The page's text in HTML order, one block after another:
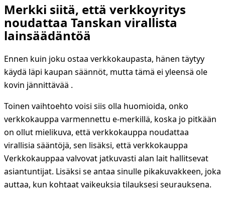
Merkki siitä, että verkkoyritys
noudattaa Tanskan virallista
lainsäädäntöä
Ennen kuin joku ostaa verkkokaupasta, hänen täytyy
käydä läpi kaupan säännöt, mutta tämä ei yleensä ole
kovin jännittävää .
Toinen vaihtoehto voisi siis olla huomioida, onko
verkkokauppa varmennettu e-merkillä, koska jo pitkään
on ollut mielikuva, että verkkokauppa noudattaa
virallisia sääntöjä, sen lisäksi, että verkkokauppa
Verkkokauppaa valvovat jatkuvasti alan lait hallitsevat
asiantuntijat. Lisäksi se antaa sinulle pikakuvakkeen, joka
auttaa, kun kohtaat vaikeuksia tilauksesi seurauksena.